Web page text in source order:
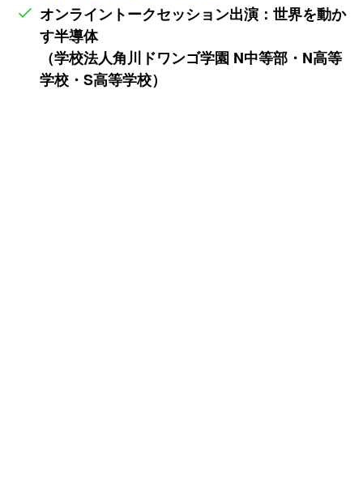
オンライントークセッション出演：世界を動か
す半導体
（学校法人角川ドワンゴ学園 N中等部・N高等
学校・S高等学校）